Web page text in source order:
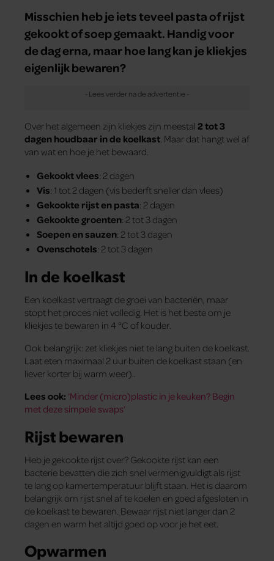
Misschien heb je iets teveel pasta of rijst
gekookt of soep gemaakt. Handig voor
de dag erna, maar hoe lang kan je kliekjes
eigenlijk bewaren?
Over het algemeen zijn kliekjes zijn meestal 2 tot 3
dagen houdbaar in de koelkast. Maar dat hangt wel af
van wat en hoe je het bewaard.
Gekookt vlees: 2 dagen
Vis: 1 tot 2 dagen (vis bederft sneller dan vlees)
Gekookte rijst en pasta: 2 dagen
Gekookte groenten: 2 tot 3 dagen
Soepen en sauzen: 2 tot 3 dagen
Ovenschotels: 2 tot 3 dagen
In de koelkast
Een koelkast vertraagt de groei van bacteriën, maar
stopt het proces niet volledig. Het is het beste om je
kliekjes te bewaren in 4 °C of kouder.
Ook belangrijk: zet kliekjes niet te lang buiten de koelkast.
Laat eten maximaal 2 uur buiten de koelkast staan (en
liever korter bij warm weer)..
Lees ook: ‘Minder (micro)plastic in je keuken? Begin
met deze simpele swaps’
Rijst bewaren
Heb je gekookte rijst over? Gekookte rijst kan een
bacterie bevatten die zich snel vermenigvuldigt als rijst
te lang op kamertemperatuur blijft staan. Het is daarom
belangrijk om rijst snel af te koelen en goed afgesloten in
de koelkast te bewaren. Bewaar rijst niet langer dan 2
dagen en warm het altijd goed op voor je het eet.
Opwarmen